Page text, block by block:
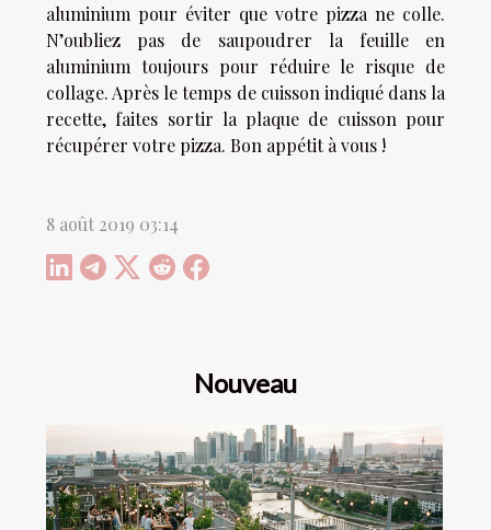
aluminium pour éviter que votre pizza ne colle.
N’oubliez pas de saupoudrer la feuille en
aluminium toujours pour réduire le risque de
collage. Après le temps de cuisson indiqué dans la
recette, faites sortir la plaque de cuisson pour
récupérer votre pizza. Bon appétit à vous !
8 août 2019 03:14
Nouveau